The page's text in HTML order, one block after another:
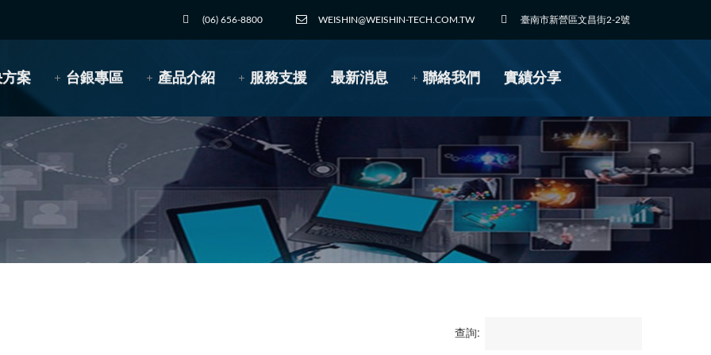
(06) 656-8800 WEISHIN@WEISHIN-TECH.COM.TW 臺南市新營區文昌街2-2號
案 台銀專區 產品介紹 服務支援 最新消息 聯絡我們 實績分享
查詢: